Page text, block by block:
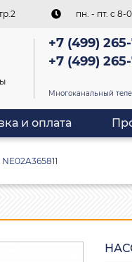
пн. - пт. c 8-
+7 (499)
+7 (499)
Многоканальный
и оплата